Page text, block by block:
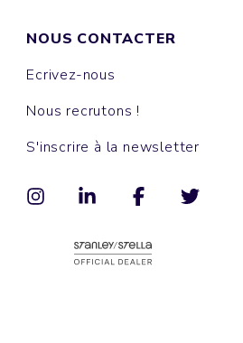
NOUS CONTACTER
Ecrivez-nous
Nous recrutons !
S'inscrire à la newsletter